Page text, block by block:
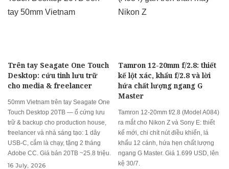
Trên tay Seagate One Touch
Desktop: cứu tinh lưu trữ
cho media & freelancer
50mm Vietnam trên tay Seagate One
Touch Desktop 20TB — ổ cứng lưu
trữ & backup cho production house,
freelancer và nhà sáng tạo: 1 dây
USB-C, cắm là chạy, tặng 2 tháng
Adobe CC. Giá bản 20TB ~25.8 triệu.
16 July, 2026
Tamron 12-20mm f/2.8: thiết
kế lột xác, khẩu f/2.8 và lời
hứa chất lượng ngang G
Master
Tamron 12-20mm f/2.8 (Model A084)
ra mắt cho Nikon Z và Sony E: thiết
kế mới, chi chít nút điều khiển, lá
khẩu 12 cánh, hứa hẹn chất lượng
ngang G Master. Giá 1.699 USD, lên
kệ 30/7.